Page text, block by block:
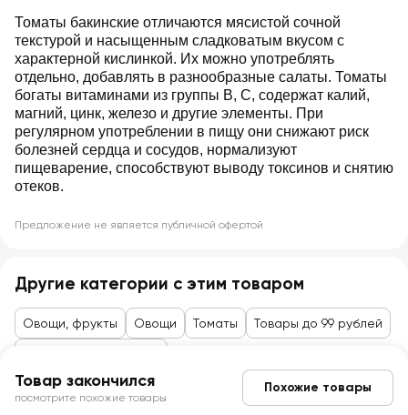
Томаты бакинские отличаются мясистой сочной
текстурой и насыщенным сладковатым вкусом с
характерной кислинкой. Их можно употреблять
отдельно, добавлять в разнообразные салаты. Томаты
богаты витаминами из группы В, С, содержат калий,
магний, цинк, железо и другие элементы. При
регулярном употреблении в пищу они снижают риск
болезней сердца и сосудов, нормализуют
пищеварение, способствуют выводу токсинов и снятию
отеков.
Предложение не является публичной офертой
Другие категории с этим товаром
Овощи, фрукты Овощи Томаты Товары до 99 рублей
Товар закончился
посмотрите похожие товары
Похожие товары